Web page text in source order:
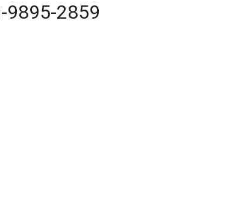
9895-2859